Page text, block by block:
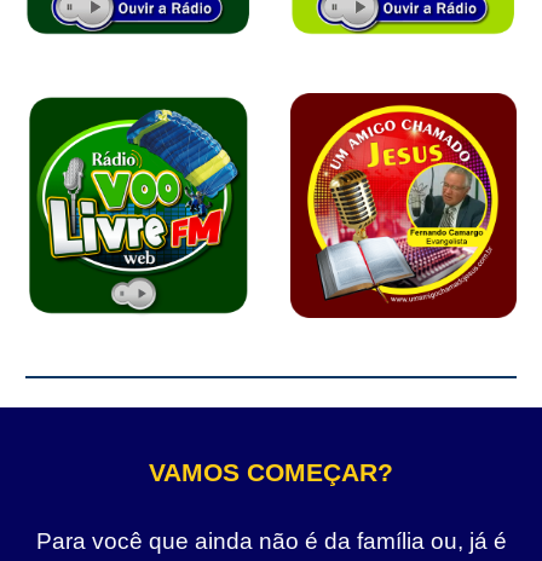
VAMOS COMEÇAR?
Para você que ainda não é da família ou, já é